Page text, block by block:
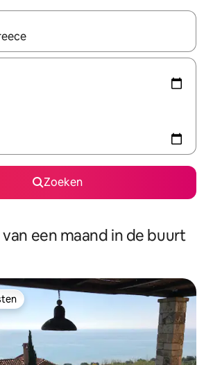
beschikbaar zijn, maak je een keuze
Zoeken
een maand in de buurt